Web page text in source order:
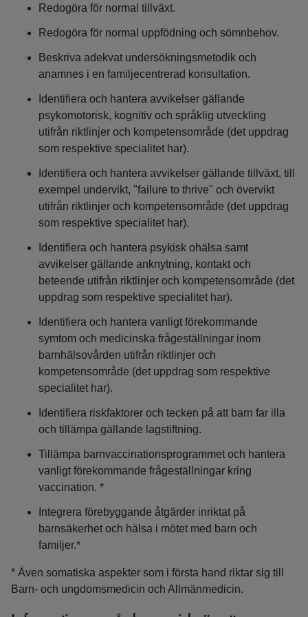
Redogöra för normal tillväxt.
Redogöra för normal uppfödning och sömnbehov.
Beskriva adekvat undersökningsmetodik och
anamnes i en familjecentrerad konsultation.
Identifiera och hantera avvikelser gällande
psykomotorisk, kognitiv och språklig utveckling
utifrån riktlinjer och kompetensområde (det uppdrag
som respektive specialitet har).
Identifiera och hantera avvikelser gällande tillväxt, till
exempel undervikt, "failure to thrive" och övervikt
utifrån riktlinjer och kompetensområde (det uppdrag
som respektive specialitet har).
Identifiera och hantera psykisk ohälsa samt
avvikelser gällande anknytning, kontakt och
beteende utifrån riktlinjer och kompetensområde (det
uppdrag som respektive specialitet har).
Identifiera och hantera vanligt förekommande
symtom och medicinska frågeställningar inom
barnhälsovården utifrån riktlinjer och
kompetensområde (det uppdrag som respektive
specialitet har).
Identifiera riskfaktorer och tecken på att barn far illa
och tillämpa gällande lagstiftning.
Tillämpa barnvaccinationsprogrammet och hantera
vanligt förekommande frågeställningar kring
vaccination. *
Integrera förebyggande åtgärder inriktat på
barnsäkerhet och hälsa i mötet med barn och
familjer.*
* Även somatiska aspekter som i första hand riktar sig till
Barn- och ungdomsmedicin och Allmänmedicin.